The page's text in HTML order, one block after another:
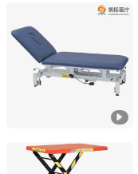
Zhongshan
Guangdong, China
Hangzhou Viilift